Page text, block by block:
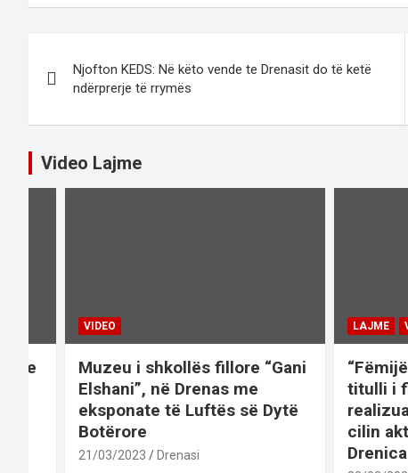
navigation
Njofton KEDS: Në këto vende te Drenasit do të ketë
ndërprerje të rrymës
Video Lajme
me
VIDEO
Muzeu i shkollës fillore “Gani
Elshani”, në Drenas me
eksponate të Luftës së Dytë
Botërore
21/03/2023 Drenasi
LAJME
titulli i
cilin